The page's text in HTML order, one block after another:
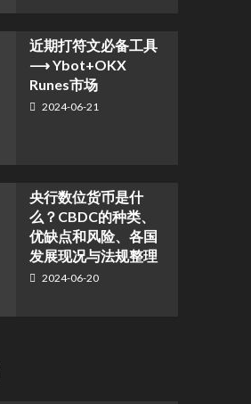
近期打符文必备工具
⟶ Ybot+OKX
Runes市场
2024-06-21
央行数位货币是什
么？CBDC的种类、
优缺点和风险、各国
发展现况与法规整理
2024-06-20